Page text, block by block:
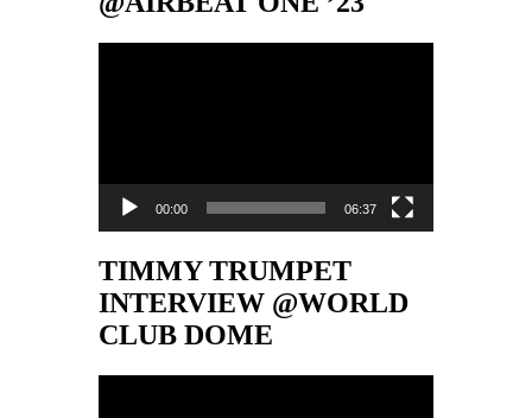
00:00 06:37
TIMMY TRUMPET
INTERVIEW @WORLD
CLUB DOME